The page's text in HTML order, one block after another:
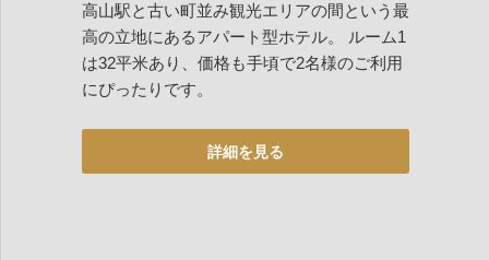
高山駅と古い町並み観光エリアの間という最
高の立地にあるアパート型ホテル。 ルーム1
は32平米あり、価格も手頃で2名様のご利用
にぴったりです。